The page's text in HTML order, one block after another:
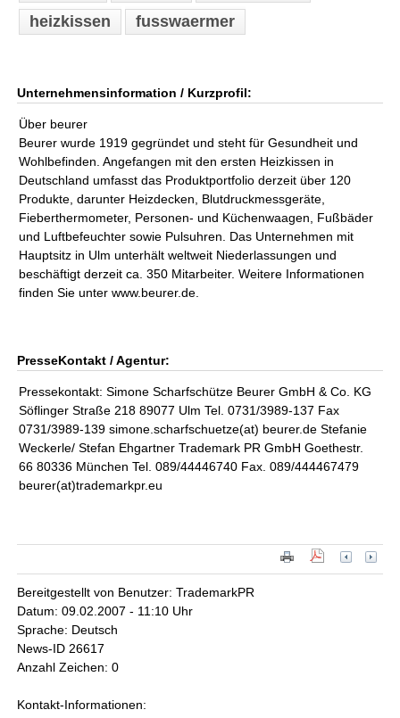
heizkissen
fusswaermer
Unternehmensinformation / Kurzprofil:
Über beurer
Beurer wurde 1919 gegründet und steht für Gesundheit und
Wohlbefinden. Angefangen mit den ersten Heizkissen in
Deutschland umfasst das Produktportfolio derzeit über 120
Produkte, darunter Heizdecken, Blutdruckmessgeräte,
Fieberthermometer, Personen- und Küchenwaagen, Fußbäder
und Luftbefeuchter sowie Pulsuhren. Das Unternehmen mit
Hauptsitz in Ulm unterhält weltweit Niederlassungen und
beschäftigt derzeit ca. 350 Mitarbeiter. Weitere Informationen
finden Sie unter www.beurer.de.
PresseKontakt / Agentur:
Pressekontakt: Simone Scharfschütze Beurer GmbH & Co. KG
Söflinger Straße 218 89077 Ulm Tel. 0731/3989-137 Fax
0731/3989-139 simone.scharfschuetze(at) beurer.de Stefanie
Weckerle/ Stefan Ehgartner Trademark PR GmbH Goethestr.
66 80336 München Tel. 089/44446740 Fax. 089/444467479
beurer(at)trademarkpr.eu
Bereitgestellt von Benutzer: TrademarkPR
Datum: 09.02.2007 - 11:10 Uhr
Sprache: Deutsch
News-ID 26617
Anzahl Zeichen: 0
Kontakt-Informationen: